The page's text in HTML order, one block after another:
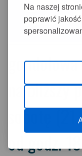
Na naszej
poprawić
sobotę
od godz.